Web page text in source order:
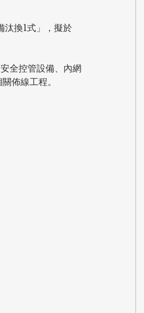
汰換1式」，擬於
全控管設備、內網
佈線工程。